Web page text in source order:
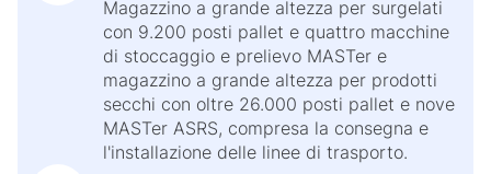
Magazzino a grande altezza per surgelati
con 9.200 posti pallet e quattro macchine
di stoccaggio e prelievo MASTer e
magazzino a grande altezza per prodotti
secchi con oltre 26.000 posti pallet e nove
MASTer ASRS, compresa la consegna e
l'installazione delle linee di trasporto.